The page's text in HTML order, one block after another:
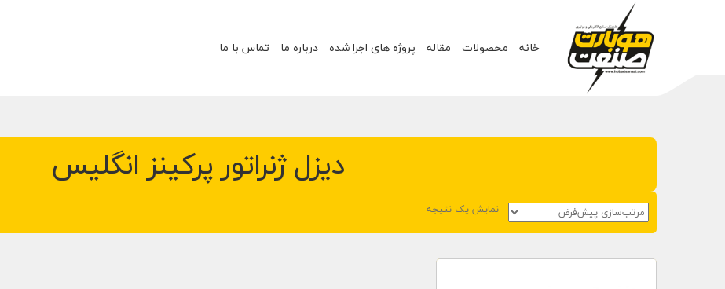
خانه محصولات مقاله پروژه های اجرا شده درباره ما تماس با ما
دیزل ژنراتور پرکینز انگلیس
نمایش یک نتیجه